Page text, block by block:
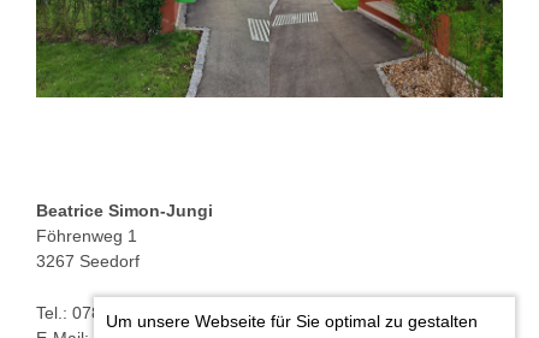
Beatrice Simon-Jungi
Föhrenweg 1
3267 Seedorf
Tel.: 078 646 16 05Um unsere Webseite für Sie optimal zu gestalten